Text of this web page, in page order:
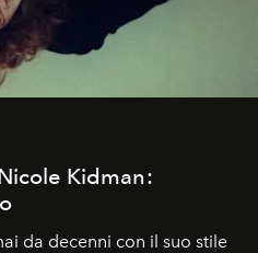
Kidman:
da decenni con il suo stile